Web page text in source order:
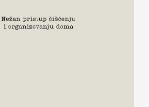
kuću dok se davite